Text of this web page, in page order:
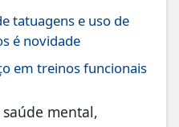
tatuagens e uso de
é novidade
em treinos funcionais
mental,